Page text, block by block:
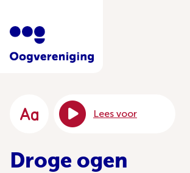
Lees voor
Droge ogen